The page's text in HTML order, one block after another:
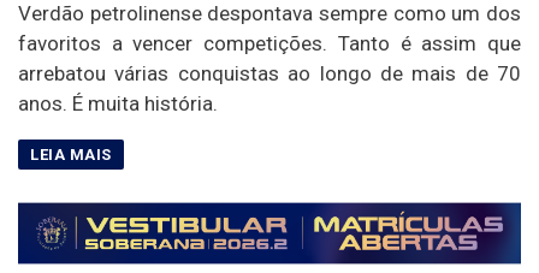
Verdão petrolinense despontava sempre como um dos
favoritos a vencer competições. Tanto é assim que
arrebatou várias conquistas ao longo de mais de 70
anos. É muita história.